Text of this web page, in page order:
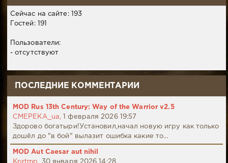
Сейчас на сайте: 193
Гостей: 191
Пользователи:
- отсутствуют
ПОСЛЕДНИЕ КОММЕНТАРИИ
MOD Rus 13th Century: Way of the Warrior v2.5
CMEPEKA_ua,
1 февраля 2026 19:57
Здорово богатыри!Установил,начал новую игру как только
дошёл до "в бой" вылазит ошибка какие то...
MOD Aut Caesar aut nihil